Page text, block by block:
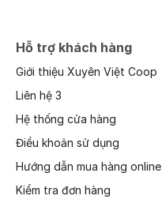
Hỗ trợ khách hàng
Giới thiệu Xuyên Việt Coop
Liên hệ 3
Hệ thống cửa hàng
Điều khoản sử dụng
Hướng dẫn mua hàng online
Kiểm tra đơn hàng